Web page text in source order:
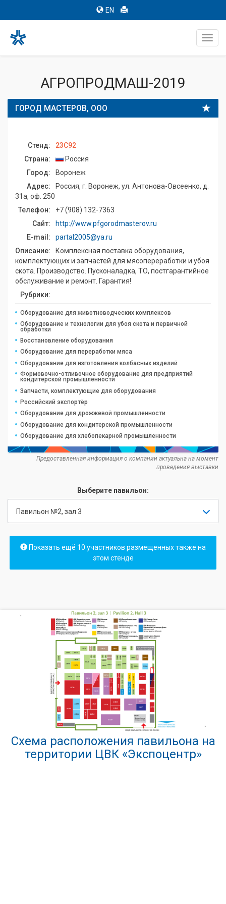
EN
АГРОПРОДМАШ-2019
ГОРОД МАСТЕРОВ, ООО
Стенд:
23C92
Страна:
Россия
Город:
Воронеж
Адрес:
Россия, г. Воронеж, ул. Антонова-Овсеенко, д.
31а, оф. 250
Телефон:
+7 (908) 132-7363
Сайт:
http://www.pfgorodmasterov.ru
E-mail:
partal2005@ya.ru
Описание:
Комплексная поставка оборудования,
комплектующих и запчастей для мясопереработки и убоя
скота. Производство. Пусконаладка, ТО, постгарантийное
обслуживание и ремонт. Гарантия!
Рубрики:
Оборудование для животноводческих комплексов
Оборудование и технологии для убоя скота и первичной
обработки
Восстановление оборудования
Оборудование для переработки мяса
Оборудование для изготовления колбасных изделий
Формовочно-отливочное оборудование для предприятий
кондитерской промышленности
Запчасти, комплектующие для оборудования
Российский экспортёр
Оборудование для дрожжевой промышленности
Оборудование для кондитерской промышленности
Оборудование для хлебопекарной промышленности
Предоставленная информация о компании актуальна на момент
проведения выставки
Выберите павильон:
Павильон №2, зал 3
Показать ещё 10 участников размещенных также на
этом стенде
Схема расположения павильона на
территории ЦВК «Экспоцентр»